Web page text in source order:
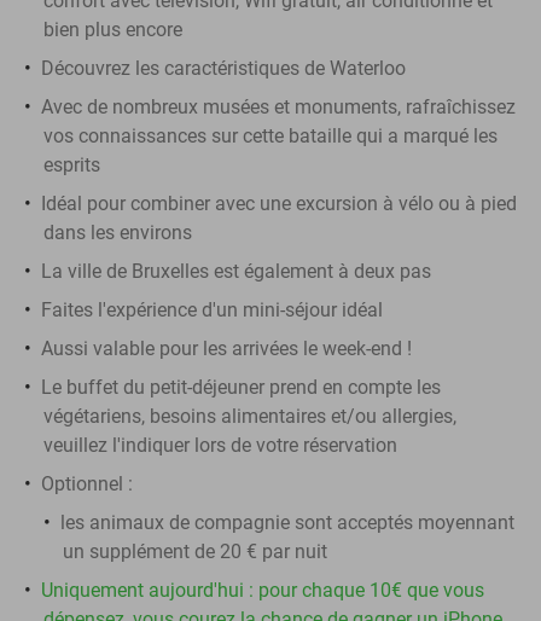
bien plus encore
Découvrez les caractéristiques de Waterloo
Avec de nombreux musées et monuments, rafraîchissez
vos connaissances sur cette bataille qui a marqué les
esprits
Idéal pour combiner avec une excursion à vélo ou à pied
dans les environs
La ville de Bruxelles est également à deux pas
Faites l'expérience d'un mini-séjour idéal
Aussi valable pour les arrivées le week-end !
Le buffet du petit-déjeuner prend en compte les
végétariens, besoins alimentaires et/ou allergies,
veuillez l'indiquer lors de votre réservation
Optionnel :
les animaux de compagnie sont acceptés moyennant
un supplément de 20 € par nuit
Uniquement aujourd'hui : pour chaque 10€ que vous